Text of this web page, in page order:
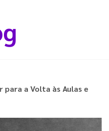
a Volta às Aulas e